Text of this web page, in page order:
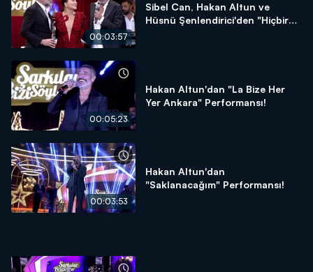
00:03:57
Sibel Can, Hakan Altun ve
Hüsnü Şenlendirici'den "Hiçbir
00:05:23
Hakan Altun'dan "La Bize Her
Yer Ankara" Performansı!
00:03:53
Hakan Altun'dan
"Saklanacağım" Performansı!